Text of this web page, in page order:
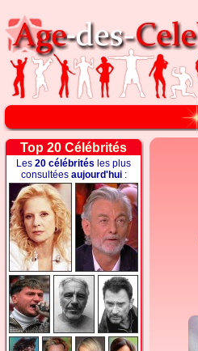
Top 20 Célébrités
Les 20 célébrités les plus
consultées aujourd'hui: